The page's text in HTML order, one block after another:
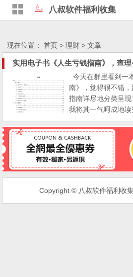
八叔软件福利收集
现在位置：首页 > 理财 > 文章
今天在群里看到一
南》，觉得很不错
指南详尽地分类呈
我将其一气呵成地
录他人故事的合集
对于那些我未曾听闻
份警惕和戒备。 在
的亏钱类型让我深感
己曾经踩过的坑。
Copyright © 八叔软件福利收